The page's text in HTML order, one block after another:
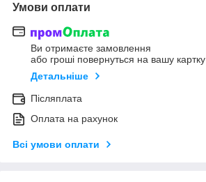
Умови оплати
Ви отримаєте замовлення
або гроші повернуться на вашу картку
Детальніше
Післяплата
Оплата на рахунок
Всі умови оплати